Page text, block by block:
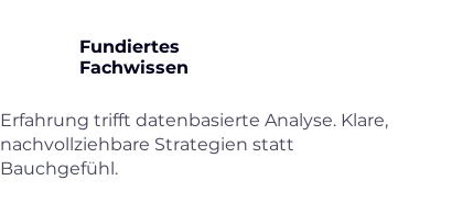
Fundiertes
Fachwissen
Erfahrung trifft datenbasierte Analyse. Klare,
nachvollziehbare Strategien statt
Bauchgefühl.